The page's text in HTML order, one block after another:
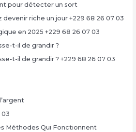
pour détecter un sort
devenir riche un jour +229 68 26 07 03
en 2025 +229 68 26 07 03
t-il de grandir ?
t-il de grandir ? +229 68 26 07 03
03
Méthodes Qui Fonctionnent